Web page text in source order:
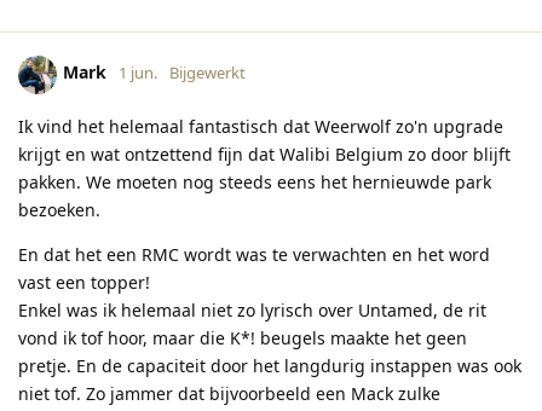
Mark 1 jun. Bijgewerkt
Ik vind het helemaal fantastisch dat Weerwolf zo'n upgrade
krijgt en wat ontzettend fijn dat Walibi Belgium zo door blijft
pakken. We moeten nog steeds eens het hernieuwde park
bezoeken.
En dat het een RMC wordt was te verwachten en het word
vast een topper!
Enkel was ik helemaal niet zo lyrisch over Untamed, de rit
vond ik tof hoor, maar die K*! beugels maakte het geen
pretje. En de capaciteit door het langdurig instappen was ook
niet tof. Zo jammer dat bijvoorbeeld een Mack zulke